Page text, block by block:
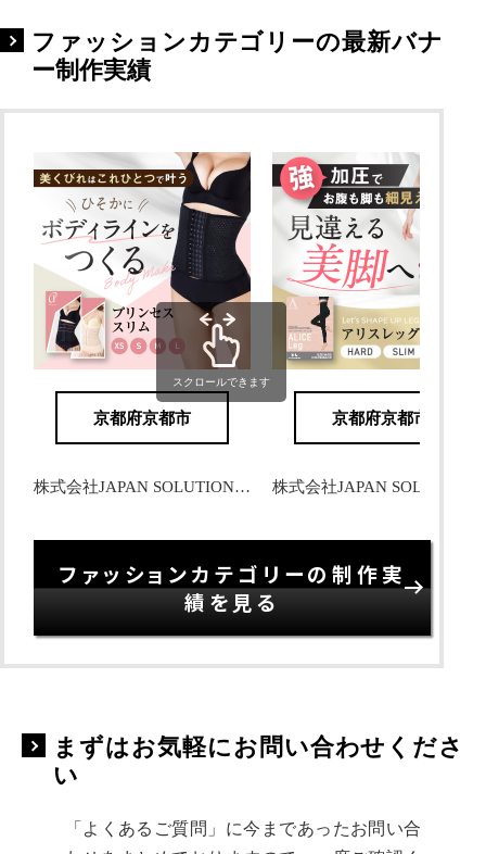
ファッションカテゴリーの最新バナ
ー制作実績
京都府京都市
株式会社JAPAN SOLUTIONS 様
京都府京都市
スクロールできます
ファッションカテゴリーの制作実
績を見る
まずはお気軽にお問い合わせくださ
い
「よくあるご質問」に今まであったお問い合